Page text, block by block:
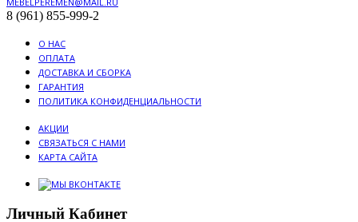
8 (961) 855-999-2
О НАС
ОПЛАТА
ДОСТАВКА И СБОРКА
ГАРАНТИЯ
ПОЛИТИКА КОНФИДЕНЦИАЛЬНОСТИ
АКЦИИ
СВЯЗАТЬСЯ С НАМИ
КАРТА САЙТА
Личный Кабинет